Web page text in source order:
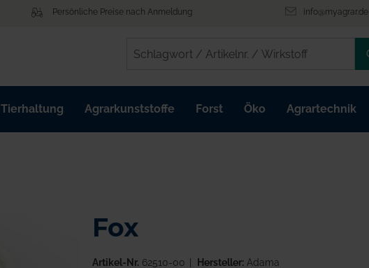
Persönliche Preise nach Anmeldung info@myagrar.de
Tierhaltung Agrarkunststoffe Forst Öko Agrartechnik
Fox
Artikel-Nr. 62510-00 Hersteller:Adama